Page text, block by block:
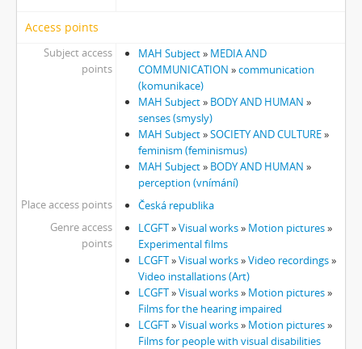
[Subseries] Hanibalova svatba
[Subseries] Klukovice, Bondy
[Subseries] Samizdat
[Subseries] Psychodrama
[Subseries] Mumlava
[Subseries] Zívrovy Prachovské skály
[Subseries] Cesta
[Subseries] Braunův betlém
[Subseries] Javorovým dolem
[Subseries] Milada
[Subseries] Hřiště
[Subseries] Image Maker
[Subseries] Možná
[Subseries] 28 stotín Synagógy
[Subseries] Z lásky
[Subseries] Parkovací smyčka
[Subseries] Otevřeno zavřeno otevřeno zavřeno...
Access points
Subject access
points
MAH Subject» MEDIA AND
COMMUNICATION »communication
(komunikace)
MAH Subject» BODY AND HUMAN »
senses (smysly)
MAH Subject»SOCIETY AND CULTURE»
feminism (feminismus)
MAH Subject» BODY AND HUMAN »
perception (vnímání)
Place access points
Česká republika
Genre access
points
LCGFT»Visual works» Motion pictures»
Experimental films
LCGFT»Visual works»Video recordings»
Video installations (Art)
LCGFT»Visual works» Motion pictures»
Films for the hearing impaired
LCGFT»Visual works» Motion pictures»
Films for people with visual disabilities